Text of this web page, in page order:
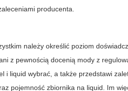
producenta.
należy określić poziom
z pewnością docenią mody z
i liquid wybrać, a także przedstawi
pojemność zbiornika na liquid. Im